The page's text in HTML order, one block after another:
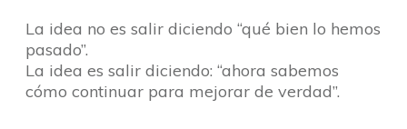
La idea no es salir diciendo “qué bien lo hemos
pasado”.
La idea es salir diciendo: “ahora sabemos
cómo continuar para mejorar de verdad”.